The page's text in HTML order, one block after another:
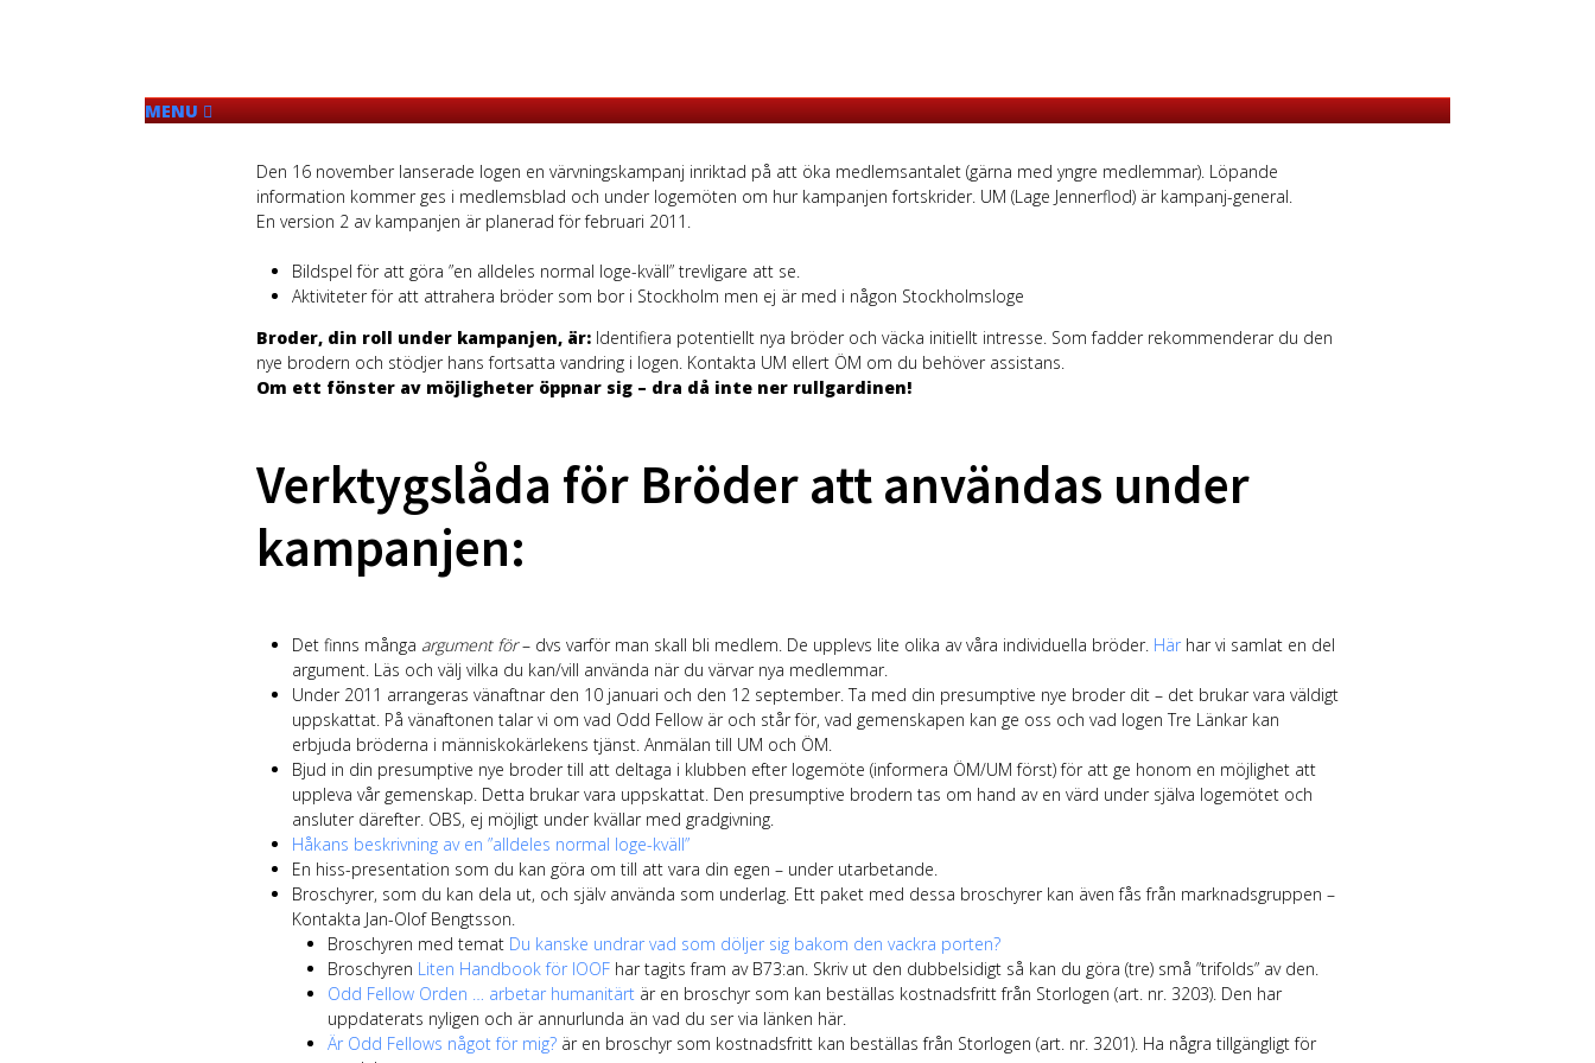
MENU
Odd Fellow Orden
Loge N:o 73, Tre Länkar
Varför skall du bli medlem?
Vill du bli medlem?
Aktuellt i Loge/klubb
Årsprogram / Aktivitetskalender
Traditioner/rutiner
Handlingsplaner
Förändringsarbete
Humanitära insatser
Historisk Material
Intresseområden utanför loge och klubb
Den 16 november lanserade logen en värvningskampanj inriktad på att öka medlemsantalet (gärna med yngre medlemmar). Löpande
information kommer ges i medlemsblad och under logemöten om hur kampanjen fortskrider. UM (Lage Jennerflod) är kampanj-general.
En version 2 av kampanjen är planerad för februari 2011.
Bildspel för att göra ”en alldeles normal loge-kväll” trevligare att se.
Aktiviteter för att attrahera bröder som bor i Stockholm men ej är med i någon Stockholmsloge
Broder, din roll under kampanjen, är:Identifiera potentiellt nya bröder och väcka initiellt intresse. Som fadder rekommenderar du den
nye brodern och stödjer hans fortsatta vandring i logen. Kontakta UM ellert ÖM om du behöver assistans.
Om ett fönster av möjligheter öppnar sig – dra då inte ner rullgardinen!
Verktygslåda för Bröder att användas under
kampanjen:
Det finns många argument för– dvs varför man skall bli medlem. De upplevs lite olika av våra individuella bröder. Härhar vi samlat en del
argument. Läs och välj vilka du kan/vill använda när du värvar nya medlemmar.
Under 2011 arrangeras vänaftnar den 10 januari och den 12 september. Ta med din presumptive nye broder dit – det brukar vara väldigt
uppskattat. På vänaftonen talar vi om vad Odd Fellow är och står för, vad gemenskapen kan ge oss och vad logen Tre Länkar kan
erbjuda bröderna i människokärlekens tjänst. Anmälan till UM och ÖM.
Bjud in din presumptive nye broder till att deltaga i klubben efter logemöte (informera ÖM/UM först) för att ge honom en möjlighet att
uppleva vår gemenskap. Detta brukar vara uppskattat. Den presumptive brodern tas om hand av en värd under själva logemötet och
ansluter därefter. OBS, ej möjligt under kvällar med gradgivning.
Håkans beskrivning av en ”alldeles normal loge-kväll”
En hiss-presentation som du kan göra om till att vara din egen – under utarbetande.
Broschyrer, som du kan dela ut, och själv använda som underlag. Ett paket med dessa broschyrer kan även fås från marknadsgruppen –
Kontakta Jan-Olof Bengtsson.
Broschyren med temat Du kanske undrar vad som döljer sig bakom den vackra porten?
Broschyren Liten Handbook för IOOFhar tagits fram av B73:an. Skriv ut den dubbelsidigt så kan du göra (tre) små ”trifolds” av den.
Odd Fellow Orden … arbetar humanitärtär en broschyr som kan beställas kostnadsfritt från Storlogen (art. nr. 3203). Den har
uppdaterats nyligen och är annurlunda än vad du ser via länken här.
Är Odd Fellows något för mig?är en broschyr som kostnadsfritt kan beställas från Storlogen (art. nr. 3201). Ha några tillgängligt för